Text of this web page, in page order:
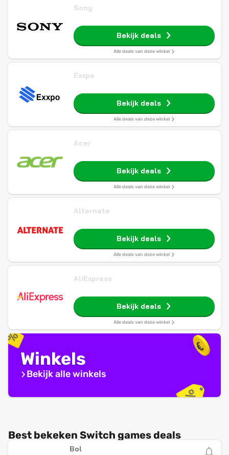
Sony
Bekijk deals
Alle deals van deze winkel
Exxpo
Bekijk deals
Alle deals van deze winkel
Acer
Bekijk deals
Alle deals van deze winkel
Alternate
Bekijk deals
Alle deals van deze winkel
AliExpress
Bekijk deals
Alle deals van deze winkel
Winkels
Bekijk alle winkels
Best bekeken Switch games deals
Bol